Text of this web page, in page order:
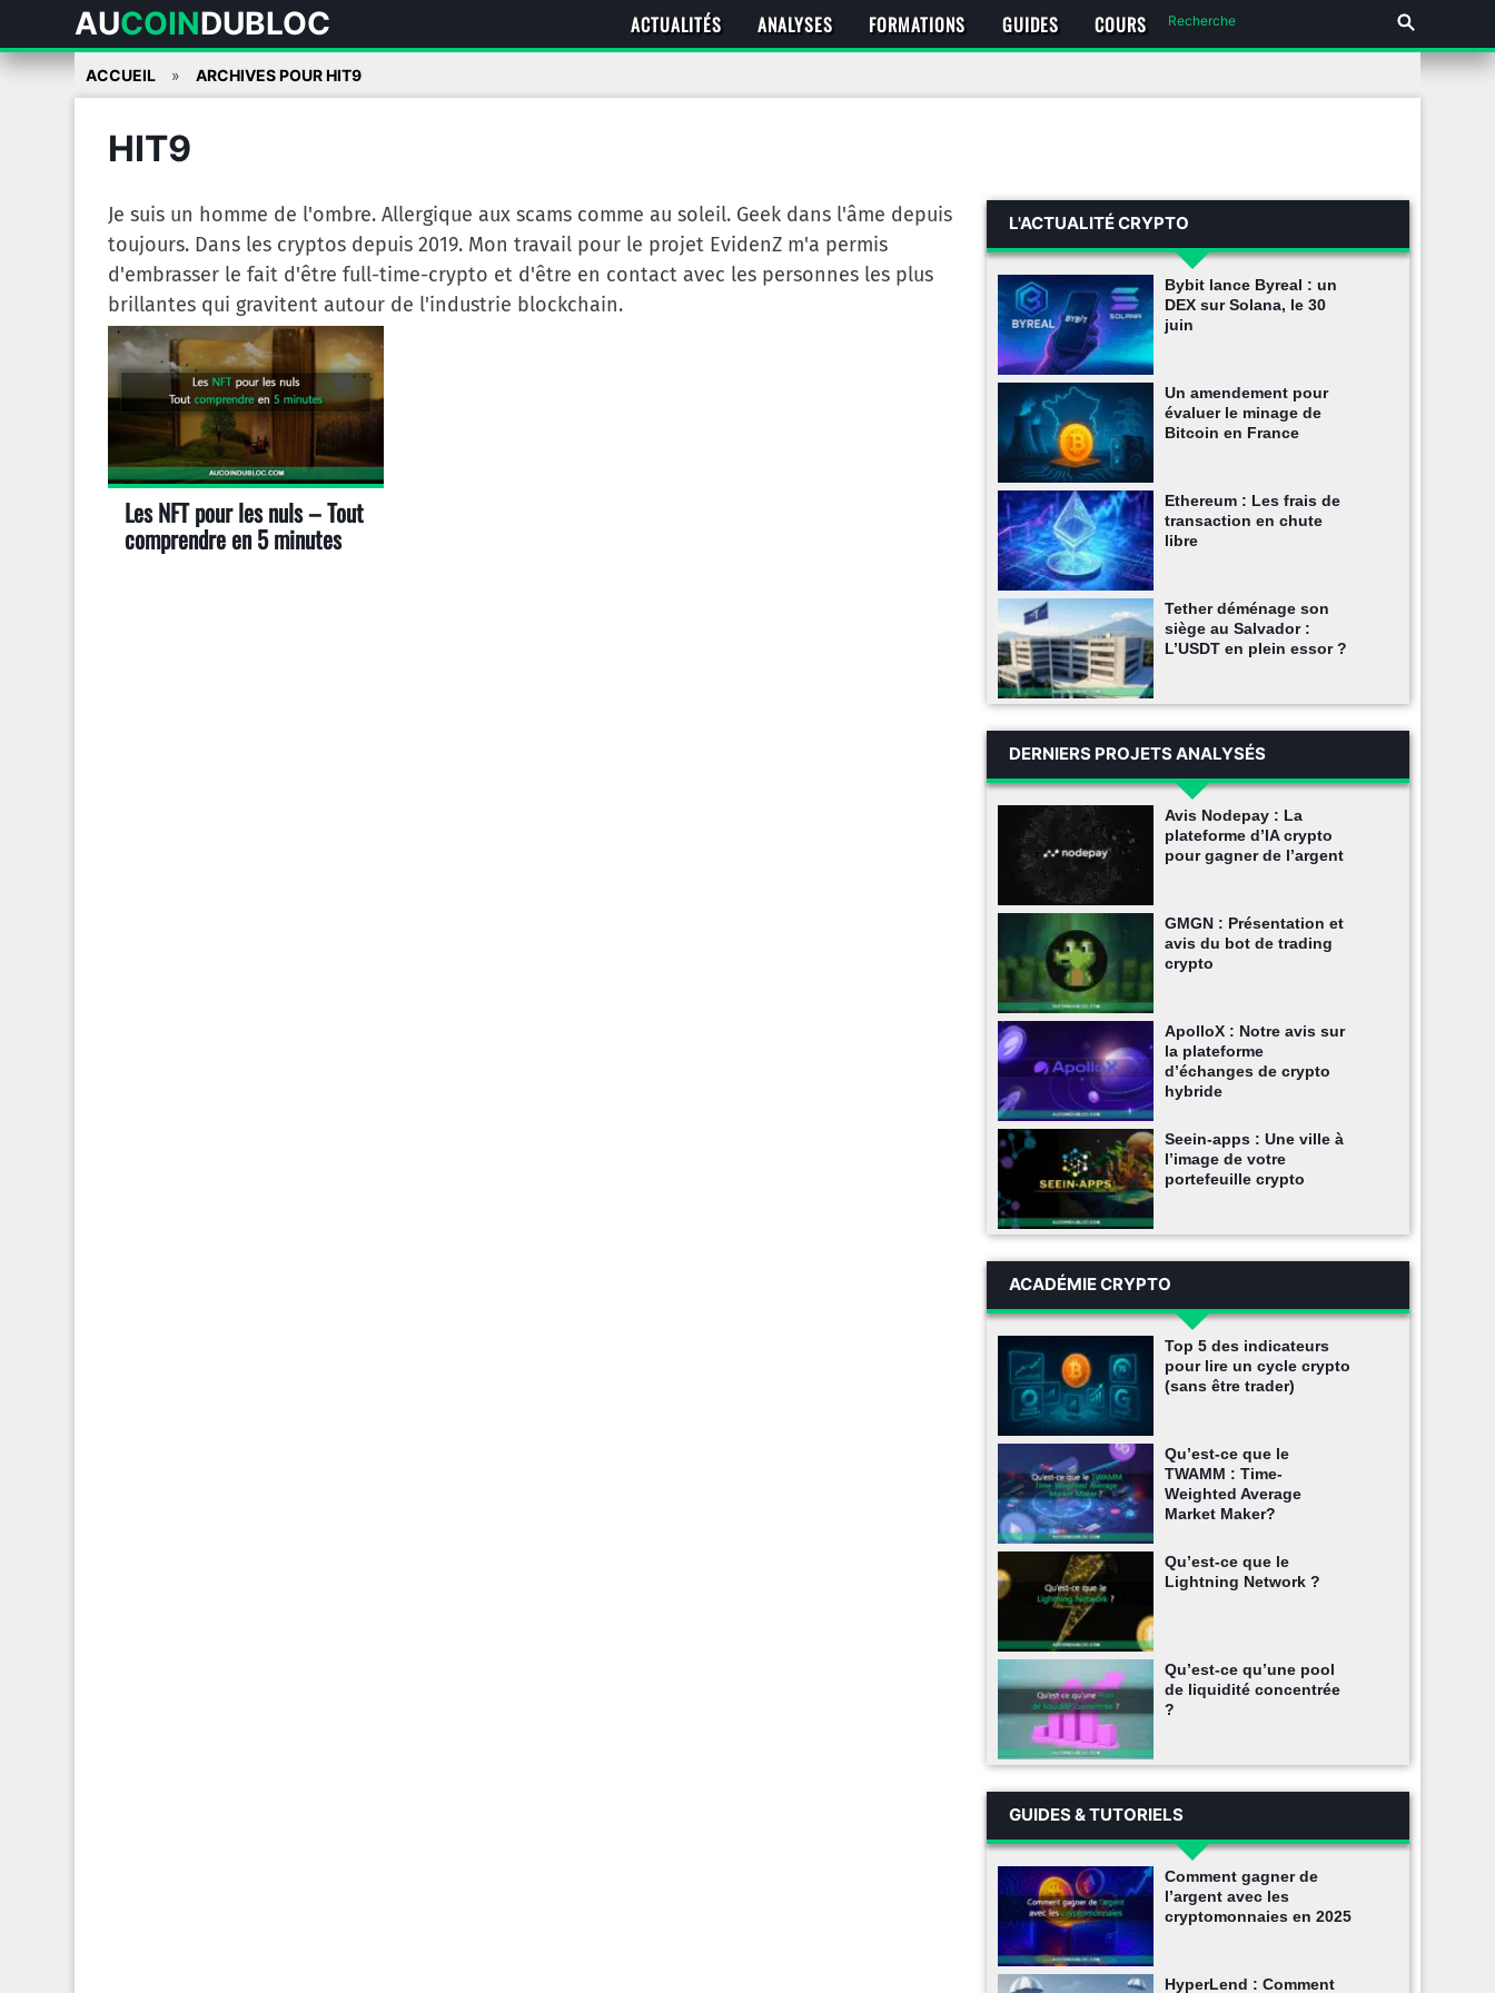
AUCOINDUBLOC ACTUALITÉS ANALYSES FORMATIONS GUIDES COURS
Skip
ACCUEIL ARCHIVES POUR HIT9
HIT9
Je suis un homme de l'ombre. Allergique aux scams comme au soleil. Geek dans l'âme depuis
toujours. Dans les cryptos depuis 2019. Mon travail pour le projet EvidenZ m'a permis
d'embrasser le fait d'être full-time-crypto et d'être en contact avec les personnes les plus
brillantes qui gravitent autour de l'industrie blockchain.
Les NFT pour les nuls – Tout
comprendre en 5 minutes
L'ACTUALITÉ CRYPTO
Bybit lance Byreal : un
DEX sur Solana, le 30
juin
Un amendement pour
évaluer le minage de
Bitcoin en France
Ethereum : Les frais de
transaction en chute
libre
Tether déménage son
siège au Salvador :
L’USDT en plein essor ?
DERNIERS PROJETS ANALYSÉS
Avis Nodepay : La
plateforme d’IA crypto
pour gagner de l’argent
GMGN : Présentation et
avis du bot de trading
crypto
ApolloX : Notre avis sur
la plateforme
d’échanges de crypto
hybride
Seein-apps : Une ville à
l’image de votre
portefeuille crypto
ACADÉMIE CRYPTO
Top 5 des indicateurs
pour lire un cycle crypto
(sans être trader)
Qu’est-ce que le
TWAMM : Time-
Weighted Average
Market Maker?
Qu’est-ce que le
Lightning Network ?
Qu’est-ce qu’une pool
de liquidité concentrée
?
GUIDES & TUTORIELS
Comment gagner de
l’argent avec les
cryptomonnaies en 2025
HyperLend : Comment